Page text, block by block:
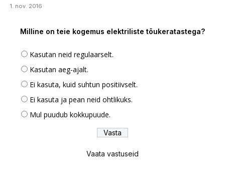
1. nov. 2016
Milline on teie kogemus elektriliste tõukeratastega?
Kasutan neid regulaarselt.
Kasutan aeg-ajalt.
Ei kasuta, kuid suhtun positiivselt.
Ei kasuta ja pean neid ohtlikuks.
Mul puudub kokkupuude.
Vaata vastuseid